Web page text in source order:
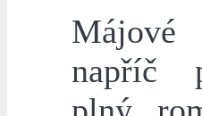
Májové
napříč